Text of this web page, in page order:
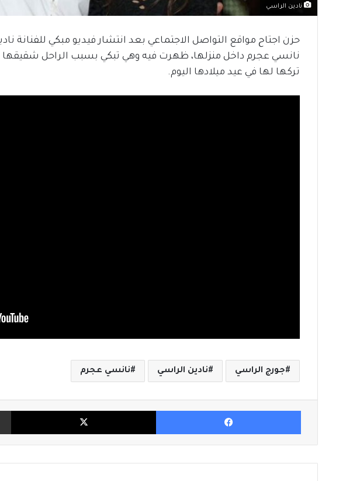
نادين الراسي
حزن اجتاح مواقع التواصل الاجتماعي بعد انتشار فيديو مبكي للفنانة
نانسي عجرم داخل منزلها، ظهرت فيه وهي تبكي بسبب الراحل شقيقها
تركها لها في عيد ميلادها اليوم.
جورج الراسي نادين الراسي نانسي عجرم
فيسبوك X